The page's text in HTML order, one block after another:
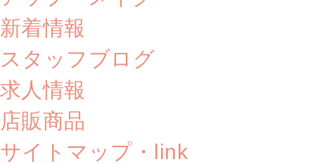
新着情報
スタッフブログ
求人情報
店販商品
サイトマップ・link